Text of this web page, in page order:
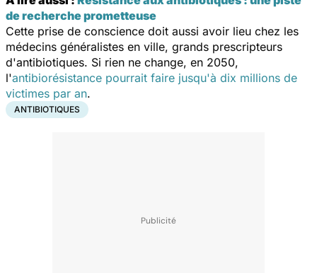
de recherche prometteuse
Cette prise de conscience doit aussi avoir lieu chez les
médecins généralistes en ville, grands prescripteurs
d'antibiotiques. Si rien ne change, en 2050,
l'antibiorésistance pourrait faire jusqu'à dix millions de
victimes par an.
ANTIBIOTIQUES